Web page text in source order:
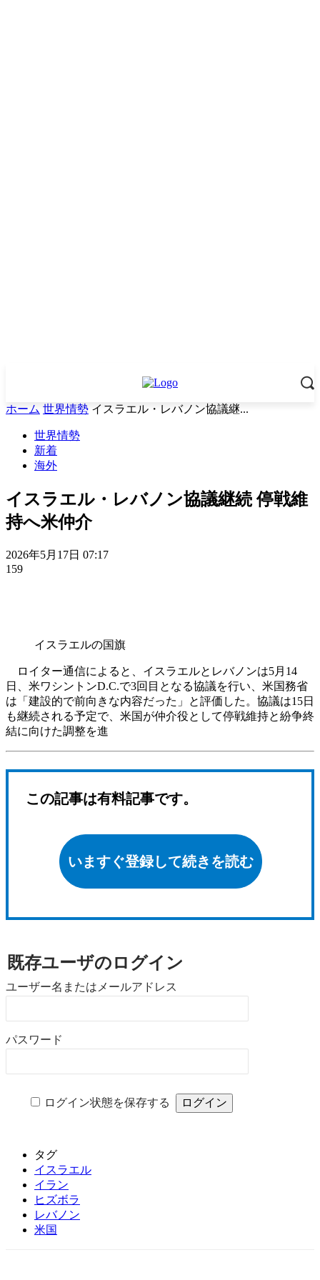
ホーム 世界情勢 イスラエル・レバノン協議継...
世界情勢
新着
海外
イスラエル・レバノン協議継続 停戦維
持へ米仲介
2026年5月17日 07:17
159
イスラエルの国旗
ロイター通信によると、イスラエルとレバノンは5月14
日、米ワシントンD.C.で3回目となる協議を行い、米国務省
は「建設的で前向きな内容だった」と評価した。協議は15日
も継続される予定で、米国が仲介役として停戦維持と紛争終
結に向けた調整を進
この記事は有料記事です。
いますぐ登録して続きを読む
既存ユーザのログイン
ユーザー名またはメールアドレス
パスワード
ログイン状態を保存する
タグ
イスラエル
イラン
ヒズボラ
レバノン
米国